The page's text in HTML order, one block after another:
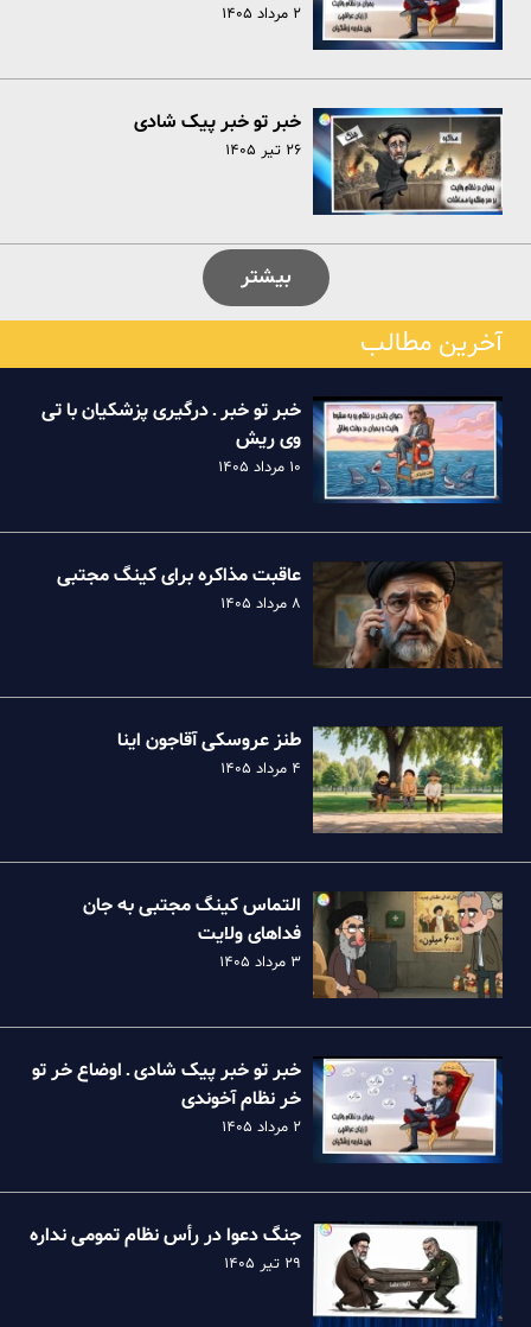
۲ مرداد ۱۴۰۵
خبر تو خبر پیک شادی
۲۶ تیر ۱۴۰۵
بیشتر
آخرین مطالب
خبر تو خبر ـ درگیری پزشکیان با تی
وی ریش
۱۰ مرداد ۱۴۰۵
عاقبت مذاکره برای کینگ مجتبی
۸ مرداد ۱۴۰۵
طنز عروسکی آقاجون اینا
۴ مرداد ۱۴۰۵
التماس کینگ مجتبی به جان
فداهای ولایت
۳ مرداد ۱۴۰۵
خبر تو خبر پیک شادی ـ اوضاع خر تو
خر نظام آخوندی
۲ مرداد ۱۴۰۵
جنگ دعوا در رأس نظام تمومی نداره
۲۹ تیر ۱۴۰۵